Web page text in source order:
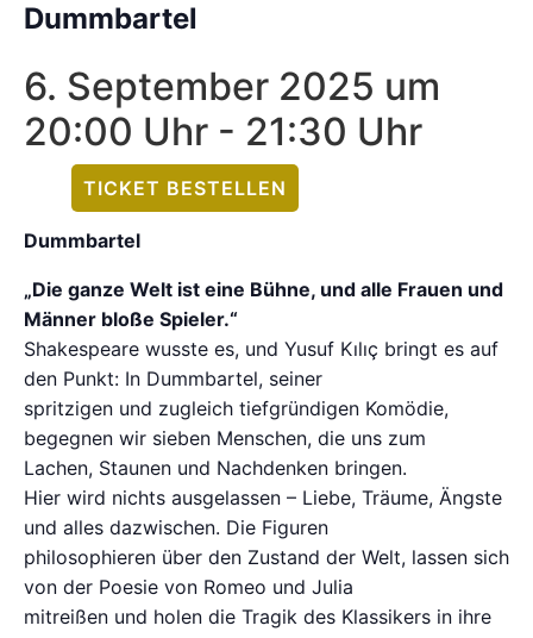
Dummbartel
6. September 2025 um
20:00 Uhr - 21:30 Uhr
TICKET BESTELLEN
Dummbartel
„Die ganze Welt ist eine Bühne, und alle Frauen und
Männer bloße Spieler.“
Shakespeare wusste es, und Yusuf Kılıç bringt es auf
den Punkt: In Dummbartel, seiner
spritzigen und zugleich tiefgründigen Komödie,
begegnen wir sieben Menschen, die uns zum
Lachen, Staunen und Nachdenken bringen.
Hier wird nichts ausgelassen – Liebe, Träume, Ängste
und alles dazwischen. Die Figuren
philosophieren über den Zustand der Welt, lassen sich
von der Poesie von Romeo und Julia
mitreißen und holen die Tragik des Klassikers in ihre